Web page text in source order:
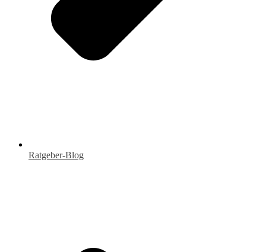
Ratgeber-Blog